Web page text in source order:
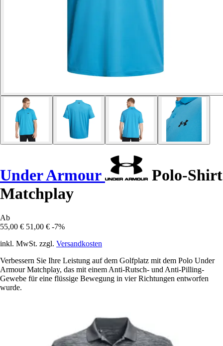
Under Armour
Polo-Shirt
Matchplay
Ab
55,00 € 51,00 € -7%
inkl. MwSt. zzgl. Versandkosten
Verbessern Sie Ihre Leistung auf dem Golfplatz mit dem Polo Under
Armour Matchplay, das mit einem Anti-Rutsch- und Anti-Pilling-
Gewebe für eine flüssige Bewegung in vier Richtungen entworfen
wurde.